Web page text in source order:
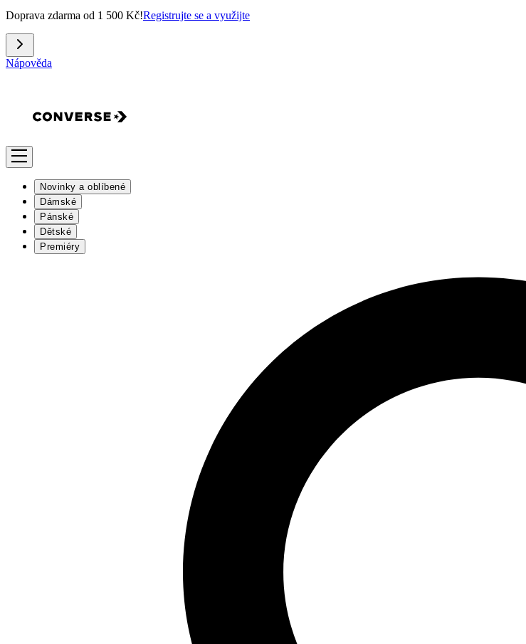
Doprava zdarma od 1 500 Kč!Registrujte se a využijte
Nápověda
Novinky a oblíbené
Dámské
Pánské
Dětské
Premiéry